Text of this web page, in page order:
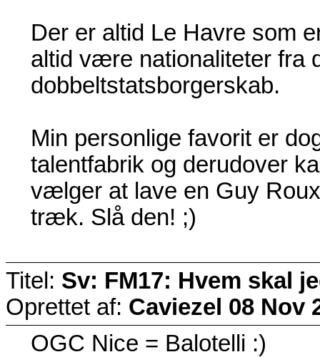
Der er altid Le Havre som
altid være nationaliteter fra
dobbeltstatsborgerskab.
Min personlige favorit er
talentfabrik og derudover
vælger at lave en Guy
træk. Slå den! ;)
Titel: Sv: FM17: Hvem skal
Oprettet af: Caviezel 08 Nov
OGC Nice = Balotelli :)